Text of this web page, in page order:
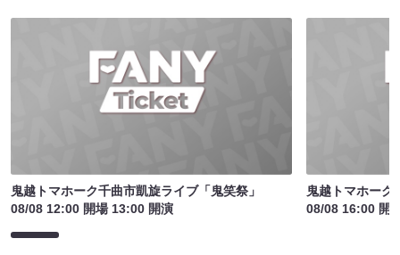
鬼越トマホーク千曲市凱旋ライブ「鬼笑祭」
08/08 12:00 開場 13:00 開演
鬼越トマホーク
08/08 16:00 開